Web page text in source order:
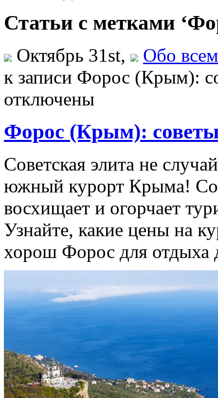
Статьи с метками
Октябрь 31st,
Обо всем
к записи Форос (Крым):
отключены
Форос (Крым):
Советская элита не
южный курорт Крыма!
восхищает и огорчает
Узнайте, какие цены на
хорош Форос для отдыха